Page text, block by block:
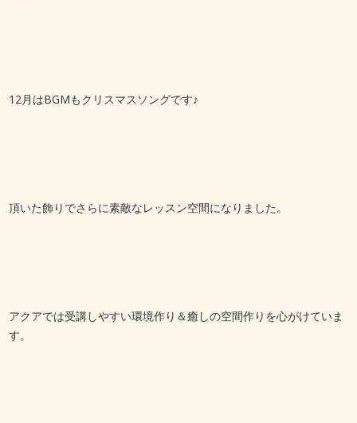
12月はBGMもクリスマスソングです♪
頂いた飾りでさらに素敵なレッスン空間になりました。
アクアでは受講しやすい環境作り＆癒しの空間作りを心がけていま
す。